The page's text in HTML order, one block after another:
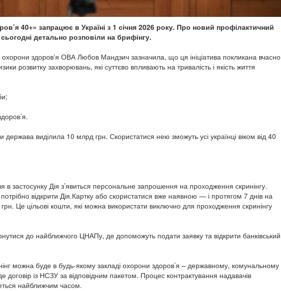
40+» запрацює в Україні з 1 січня 2026 року. Про новий профілактичний
детально розповіли на брифінгу.
здоровʼя ОВА Любов Мандзич зазначила, що ця ініціатива покликана вчасно
розвитку захворювань, які суттєво впливають на тривалість і якість життя
держава виділила 10 млрд грн. Скористатися нею зможуть усі українці віком від 40
в застосунку Дія з’явиться персональне запрошення на проходження скринінгу.
відкрити Дія.Картку або скористатися вже наявною — і протягом 7 днів на
Це цільові кошти, які можна використати виключно для проходження скринінгу
до найближчого ЦНАПу, де допоможуть подати заявку та відкрити банківський
можна буде в будь-якому закладі охорони здоров’я – державному, комунальному
договір із НСЗУ за відповідним пакетом. Процес контрактування надавачів
найближчим часом.